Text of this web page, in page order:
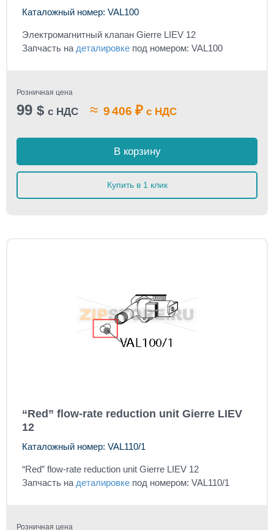
Каталожный номер: VAL100
Электромагнитный клапан Gierre LIEV 12
Запчасть на деталировке под номером: VAL100
Розничная цена
99 $ с НДС ≈ 9 406 ₽ с НДС
В корзину
Купить в 1 клик
“Red” flow-rate reduction unit Gierre LIEV
12
Каталожный номер: VAL110/1
“Red” flow-rate reduction unit Gierre LIEV 12
Запчасть на деталировке под номером: VAL110/1
Розничная цена